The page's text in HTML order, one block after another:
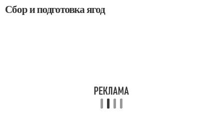
Сбор и подготовка ягод